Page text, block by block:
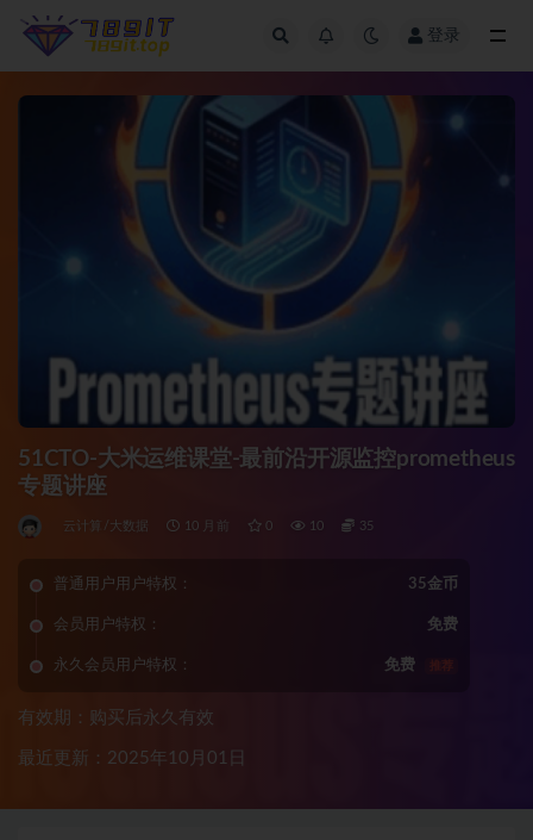
登录
51CTO-大米运维课堂-最前沿开源监控prometheus
专题讲座
云计算/大数据 10 月前 0 10 35
普通用户用户特权： 35金币
会员用户特权： 免费
永久会员用户特权： 免费 推荐
有效期：购买后永久有效
最近更新：2025年10月01日